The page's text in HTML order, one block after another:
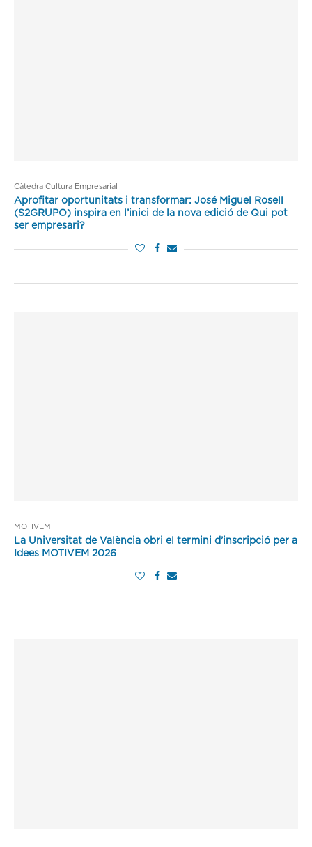
Càtedra Cultura Empresarial
Aprofitar oportunitats i transformar: José Miguel Rosell
(S2GRUPO) inspira en l’inici de la nova edició de Qui pot
ser empresari?
MOTIVEM
La Universitat de València obri el termini d’inscripció per a
Idees MOTIVEM 2026